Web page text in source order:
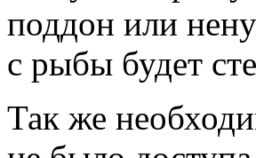
поддон или
с рыбы будет
Так же